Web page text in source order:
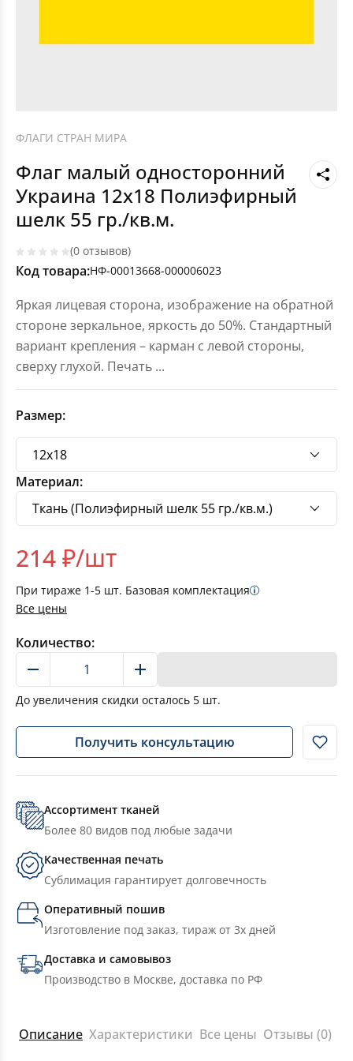
ФЛАГИ СТРАН МИРА
Флаг малый односторонний
Украина 12х18 Полиэфирный
шелк 55 гр./кв.м.
(0 отзывов)
Код товара:НФ-00013668-000006023
Яркая лицевая сторона, изображение на обратной
стороне зеркальное, яркость до 50%. Стандартный
вариант крепления – карман с левой стороны,
сверху глухой. Печать ...
Размер:
Материал:
214₽/шт
При тираже 1-5 шт. Базовая комплектация
Все цены
Количество:
До увеличения скидки осталось 5 шт.
Получить консультацию
Ассортимент тканей
Более 80 видов под любые задачи
Качественная печать
Сублимация гарантирует долговечность
Оперативный пошив
Изготовление под заказ, тираж от 3х дней
Доставка и самовывоз
Производство в Москве, доставка по РФ
Описание Характеристики Все цены Отзывы (0)